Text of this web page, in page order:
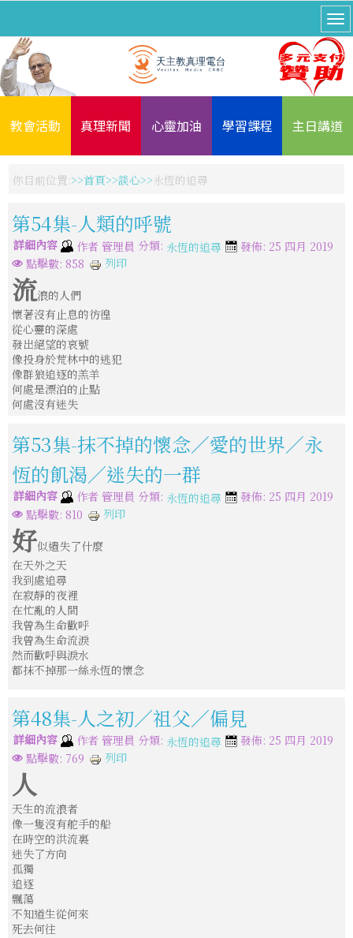
教會活動 真理新聞 心靈加油 學習課程 主日講道
你目前位置: 首頁 談心 永恆的追尋
第54集-人類的呼號
詳細內容 作者 管理員 分類: 永恆的追尋
發佈: 25 四月 2019
點擊數: 858
列印
流浪的人們
懷著沒有止息的彷徨
從心靈的深處
發出絕望的哀號
像投身於荒林中的逃犯
像群狼追逐的羔羊
何處是漂泊的止點
何處沒有迷失
第53集-抹不掉的懷念／愛的世界／永
恆的飢渴／迷失的一群
詳細內容 作者 管理員 分類: 永恆的追尋
發佈: 25 四月 2019
點擊數: 810
列印
好似遺失了什麼
在天外之天
我到處追尋
在寂靜的夜裡
在忙亂的人間
我曾為生命歡呼
我曾為生命流淚
然而歡呼與淚水
都抹不掉那一絲永恆的懷念
第48集-人之初／祖父／偏見
詳細內容 作者 管理員 分類: 永恆的追尋
發佈: 25 四月 2019
點擊數: 769
列印
人
天生的流浪者
像一隻沒有舵手的船
在時空的洪流裏
迷失了方向
孤獨
追逐
飄蕩
不知道生從何來
死去何往